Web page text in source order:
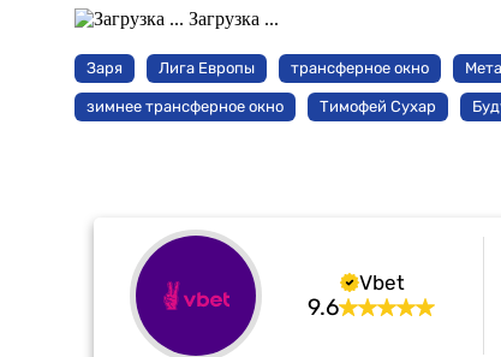
Загрузка ...
Заря Лига Европы трансферное окно
зимнее трансферное окно Тимофей Сухар
Vbet
9.6